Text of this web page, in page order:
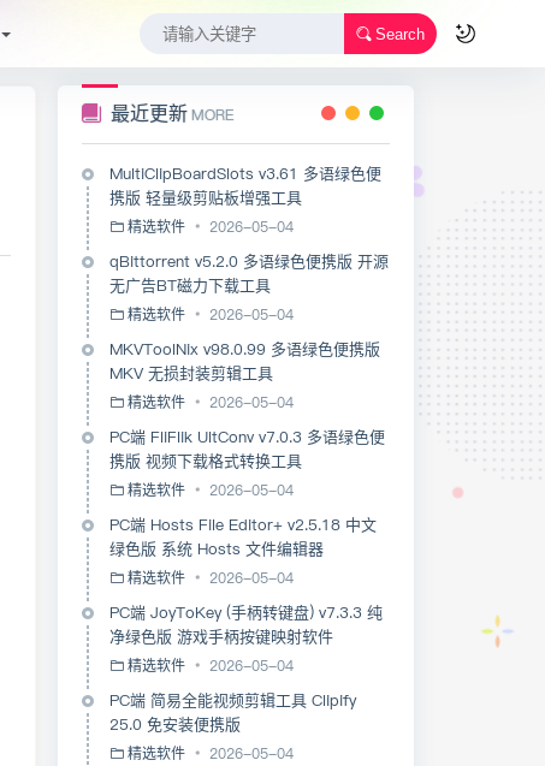
Search
最近更新 MORE
MultiClipBoardSlots v3.61 多语绿色便
携版 轻量级剪贴板增强工具
精选软件 2026-05-04
qBittorrent v5.2.0 多语绿色便携版 开源
无广告BT磁力下载工具
精选软件 2026-05-04
MKVToolNix v98.0.99 多语绿色便携版
MKV 无损封装剪辑工具
精选软件 2026-05-04
PC端 FliFlik UltConv v7.0.3 多语绿色便
携版 视频下载格式转换工具
精选软件 2026-05-04
PC端 Hosts File Editor+ v2.5.18 中文
绿色版 系统 Hosts 文件编辑器
精选软件 2026-05-04
PC端 JoyToKey (手柄转键盘) v7.3.3 纯
净绿色版 游戏手柄按键映射软件
精选软件 2026-05-04
PC端 简易全能视频剪辑工具 Clipify
25.0 免安装便携版
精选软件 2026-05-04